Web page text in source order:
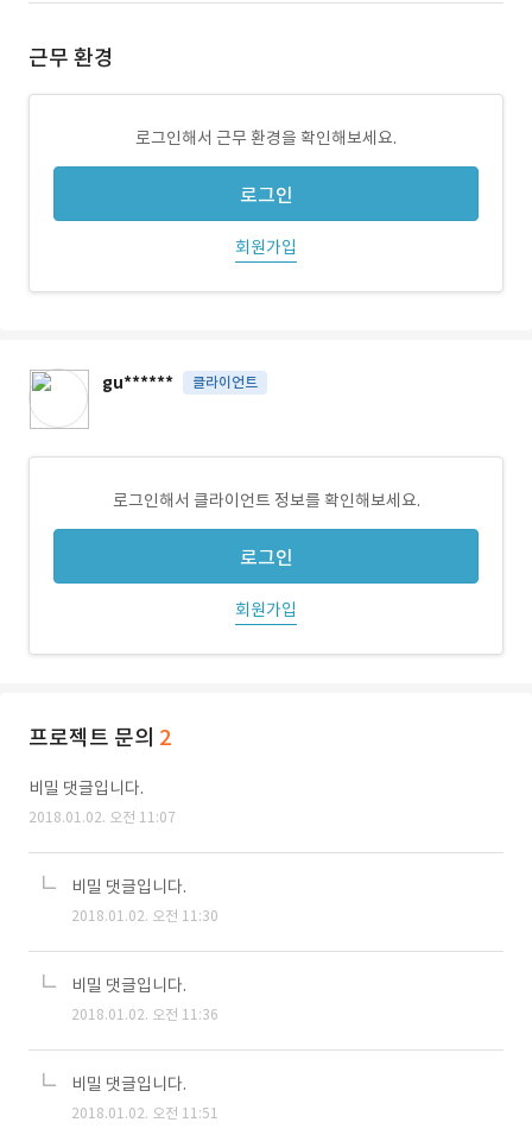
근무 환경
로그인해서 근무 환경을 확인해보세요.
로그인
회원가입
gu****** 클라이언트
로그인해서 클라이언트 정보를 확인해보세요.
로그인
회원가입
프로젝트 문의 2
비밀 댓글입니다.
2018.01.02. 오전 11:07
비밀 댓글입니다.
2018.01.02. 오전 11:30
비밀 댓글입니다.
2018.01.02. 오전 11:36
비밀 댓글입니다.
2018.01.02. 오전 11:51